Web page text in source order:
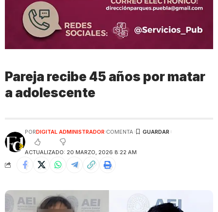
Pareja recibe 45 años por matar
a adolescente
ACTUALIZADO: 20 MARZO, 2026 8:22 AM
PORDIGITAL ADMINISTRADOR COMENTA